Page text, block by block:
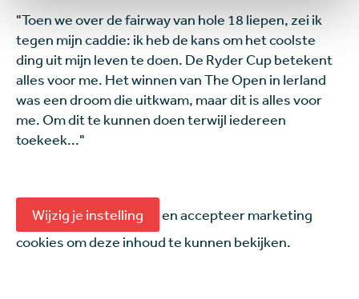
"Toen we over de fairway van hole 18 liepen, zei ik
tegen mijn caddie: ik heb de kans om het coolste
ding uit mijn leven te doen. De Ryder Cup betekent
alles voor me. Het winnen van The Open in Ierland
was een droom die uitkwam, maar dit is alles voor
me. Om dit te kunnen doen terwijl iedereen
toekeek..."
Wijzig je instelling
en accepteer marketing
cookies om deze inhoud te kunnen bekijken.